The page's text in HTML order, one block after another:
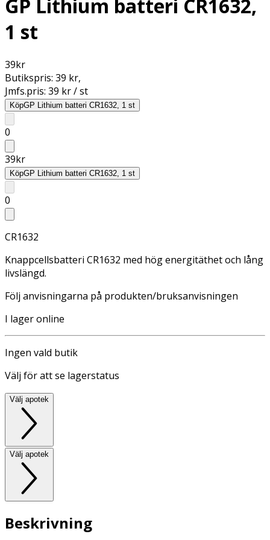
GP Lithium batteri CR1632,
1 st
39kr
Butikspris: 39 kr,
Jmfs.pris: 39 kr / st
KöpGP Lithium batteri CR1632, 1 st
0
39kr
KöpGP Lithium batteri CR1632, 1 st
0
CR1632
Knappcellsbatteri CR1632 med hög energitäthet och lång
livslängd.
Följ anvisningarna på produkten/bruksanvisningen
I lager online
Ingen vald butik
Välj för att se lagerstatus
Välj apotek
Välj apotek
Beskrivning